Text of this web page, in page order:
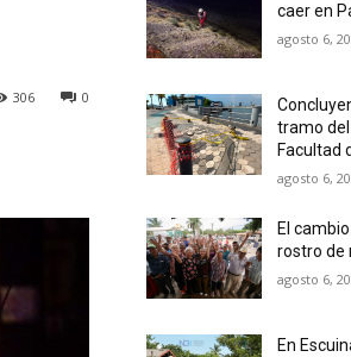
0
306
caer en
agosto 6,
tramo
Facultad
agosto 6,
El
rostro de
agosto 6,
En